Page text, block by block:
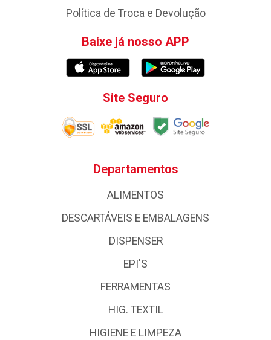
Política de Troca e Devolução
Baixe já nosso APP
Site Seguro
Departamentos
ALIMENTOS
DESCARTÁVEIS E EMBALAGENS
DISPENSER
EPI'S
FERRAMENTAS
HIG. TEXTIL
HIGIENE E LIMPEZA